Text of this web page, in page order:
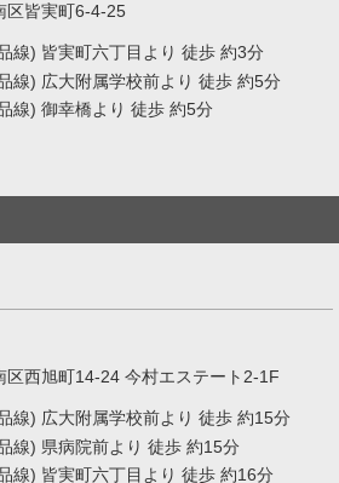
区皆実町6-4-25
線) 皆実町六丁目より 徒歩 約3分
線) 広大附属学校前より 徒歩 約5分
線) 御幸橋より 徒歩 約5分
区西旭町14-24 今村エステート2-1F
線) 広大附属学校前より 徒歩 約15分
線) 県病院前より 徒歩 約15分
線) 皆実町六丁目より 徒歩 約16分